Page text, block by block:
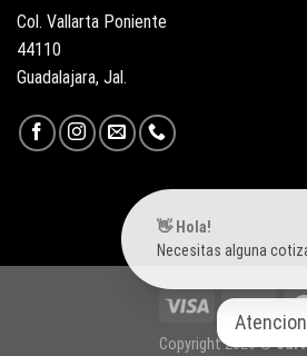
Col. Vallarta Poniente
44110
Guadalajara, Jal.
Copyright 2026 ©
👋 Hola!
Necesitas alguna